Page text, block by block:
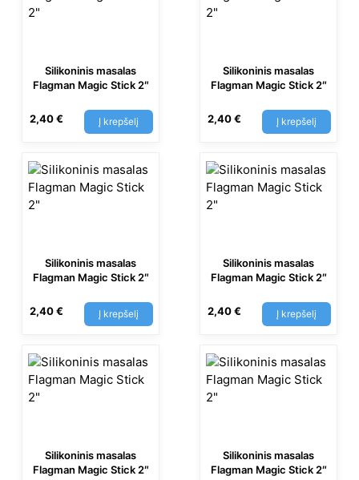
Silikoninis masalas
Flagman Magic Stick 2″
2,40€ Į krepšelį
Silikoninis masalas
Flagman Magic Stick 2″
2,40€ Į krepšelį
Silikoninis masalas
Flagman Magic Stick 2″
2,40€ Į krepšelį
Silikoninis masalas
Flagman Magic Stick 2″
2,40€ Į krepšelį
Silikoninis masalas
Flagman Magic Stick 2″
Silikoninis masalas
Flagman Magic Stick 2″